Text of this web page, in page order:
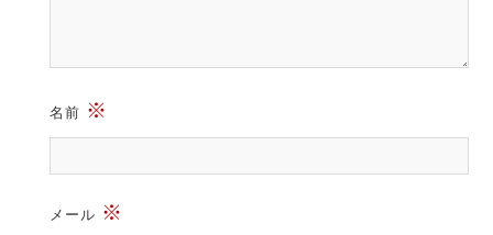
名前 ※
メール ※